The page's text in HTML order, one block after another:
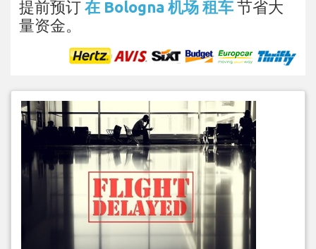
提前预订 在 Bologna 机场 租车 节省大
量资金。